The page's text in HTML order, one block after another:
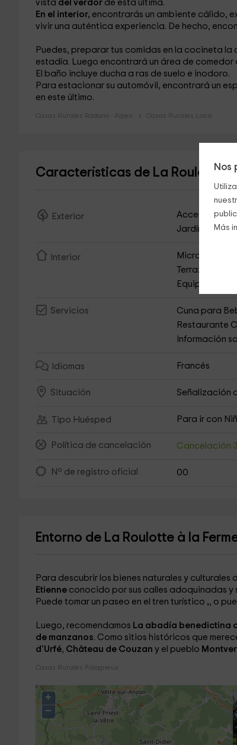
Nos
Más
vista del verdor de esta última.
En el interior, encontrarás un ambiente cálido,
vivir una auténtica experiencia. De hecho,
Puedes, preparar tus comidas en la cocineta la
estadía. Luego encontrará un área de comedor
El baño incluye ducha a ras de suelo e inodoro.
Para estacionar su automóvil, encontrará un
en este último.
Casas Rurales Ródano - Alpes Casas Rurales Loira
Características de La Roulotte à
Exterior Acceso
Jardín
Interior Microondas
Terraza
Equipo de
Servicios Cuna para
Restaurante
Información
Idiomas Francés
Situación Señalización
Tipo Huésped Para ir con
Política de cancelación Cancelación
Nº de registro oficial 00
Entorno de La Roulotte à la
Para descubrir los bienes naturales y culturales
Etienne conocido por sus calles adoquinadas y
Puede tomar un paseo en el tren turístico ,, o
Luego, recomendamos La abadía benedictina
de manzanos. Como sitios históricos que
d'Urfé, Château de Couzan y el pueblo
Casas Rurales Palogneux
+
−